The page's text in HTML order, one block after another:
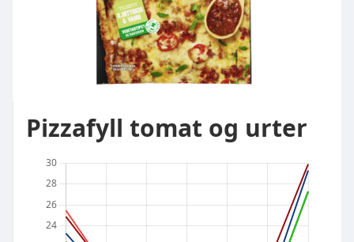
Pizzafyll tomat og urter